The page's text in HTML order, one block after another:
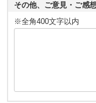
その他、ご意見・ご感
※全角400文字以内